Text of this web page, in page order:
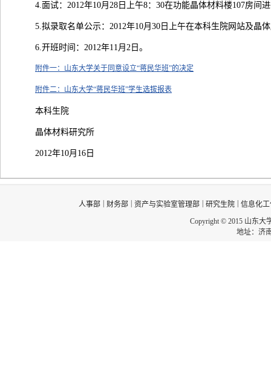
4.面试：2012年10月28日上午8：30在功能晶体材料楼107房间
5.拟录取名单公示：2012年10月30日上午在本科生院网站及晶
6.开班时间：2012年11月2日。
附件一：山东大学关于同意设立“蒋民华班”的决定
附件二：山东大学“蒋民华班”学生选拔报表
本科生院
晶体材料研究所
2012年10月16日
人事部 财务部 资产与实验室管理部 研究生院
信息化
Copyright © 2015 山东大
地址：济